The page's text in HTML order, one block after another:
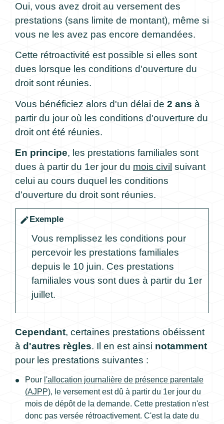
Oui, vous avez droit au versement des
prestations (sans limite de montant), même si
vous ne les avez pas encore demandées.
Cette rétroactivité est possible si elles sont
dues lorsque les conditions d'ouverture du
droit sont réunies.
Vous bénéficiez alors d'un délai de 2 ans à
partir du jour où les conditions d'ouverture du
droit ont été réunies.
En principe, les prestations familiales sont
dues à partir du 1er jour du mois civil suivant
celui au cours duquel les conditions
d'ouverture du droit sont réunies.
edit Exemple
Vous remplissez les conditions pour
percevoir les prestations familiales
depuis le 10 juin. Ces prestations
familiales vous sont dues à partir du 1er
juillet.
Cependant, certaines prestations obéissent
à d'autres règles. Il en est ainsi notamment
pour les prestations suivantes :
Pour l'allocation journalière de présence parentale
(AJPP), le versement est dû à partir du 1er jour du
mois de dépôt de la demande. Cette prestation n'est
donc pas versée rétroactivement. C'est la date du